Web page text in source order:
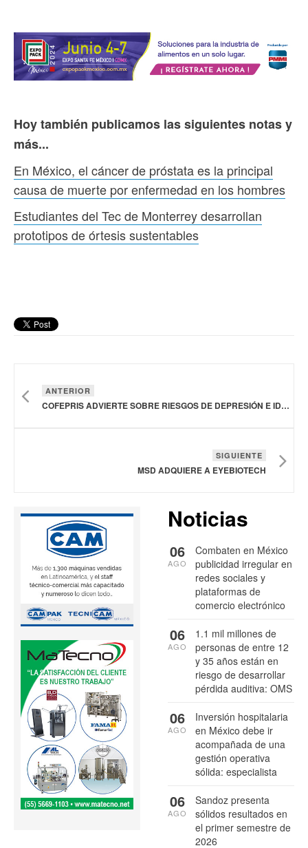
Hoy también publicamos las siguientes notas y
más...
En México, el cáncer de próstata es la principal
causa de muerte por enfermedad en los hombres
Estudiantes del Tec de Monterrey desarrollan
prototipos de órtesis sustentables
ANTERIOR
COFEPRIS ADVIERTE SOBRE RIESGOS DE DEPRESIÓN E IDEAS SUICIDAS POR AUTOMEDICACIÓN CON FÁRMACOS PARA BAJAR DE PESO
SIGUIENTE
MSD ADQUIERE A EYEBIOTECH
Noticias
Combaten en México
publicidad irregular en
redes sociales y
plataformas de
comercio electrónico
06
AGO
1.1 mil millones de
personas de entre 12
y 35 años están en
riesgo de desarrollar
pérdida auditiva: OMS
06
AGO
Inversión hospitalaria
en México debe ir
acompañada de una
gestión operativa
sólida: especialista
06
AGO
Sandoz presenta
sólidos resultados en
el primer semestre de
2026
06
AGO